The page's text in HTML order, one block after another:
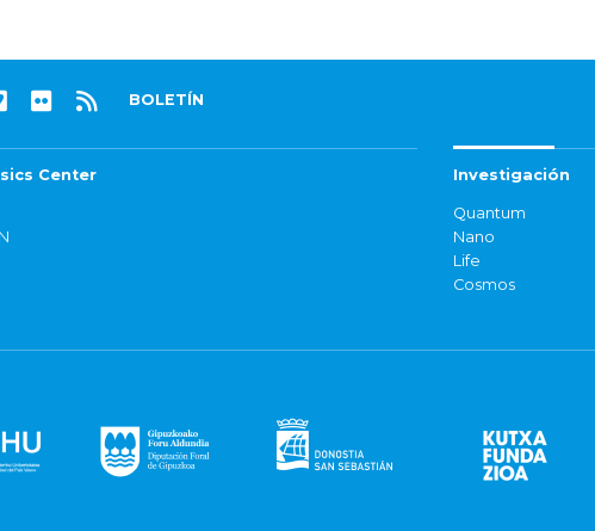
BOLETÍN
Center Investigación
Quantum
Nano
Life
Cosmos